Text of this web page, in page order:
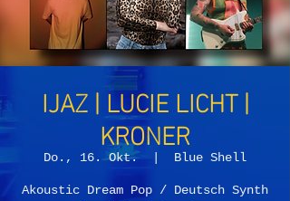
IJAZ | LUCIE LICHT |
KRONER
Do., 16. Okt.
  |
Blue Shell
Akoustic Dream Pop / Deutsch Synth